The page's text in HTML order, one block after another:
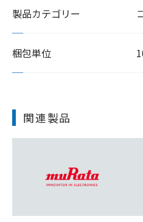
製品カテゴリー
梱包単位
関連製品